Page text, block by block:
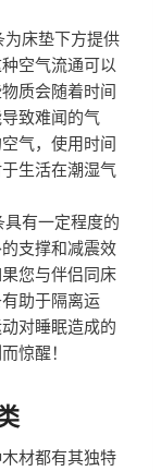
为床垫下方提供
空气流通可以
质会随着时间
致难闻的气
气，使用时间
生活在潮湿气
具有一定程度的
支撑和减震效
您与伴侣同床
助于隔离运
对睡眠造成的
惊醒！
材都有其独特